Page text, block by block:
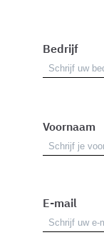
Bedrijf
Voornaam
E-mail